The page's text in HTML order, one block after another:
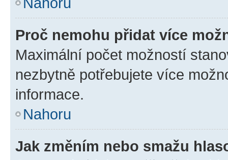
Proč nemohu přidat více
Maximální počet možností
nezbytně potřebujete více
informace.
Nahoru
Jak změním nebo smažu